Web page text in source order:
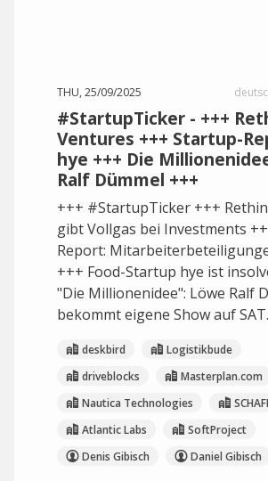
THU, 25/09/2025
#StartupTicker - +++
Ventures +++ Startup-
hye +++ Die
Ralf Dümmel +++
+++ #StartupTicker +++
gibt Vollgas bei Investments
Report:
+++ Food-Startup hye ist
"Die Millionenidee": Löwe Ralf
bekommt eigene Show auf
deskbird
Logistikbude
driveblocks
Masterplan.com
Nautica Technologies
Atlantic Labs
SoftProject
Denis Gibisch
Daniel Gibisch